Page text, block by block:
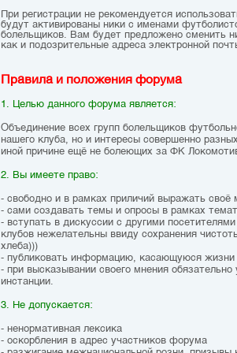
При регистрации не рекомендуется
будут активированы ники с именами
болельщиков. Вам будет предложено сменить
как и подозрительные адреса электронной
Правила и положения форума
1. Целью данного форума является:
Объединение всех групп болельщиков
нашего клуба, но и интересы совершенно
иной причине ещё не болеющих за ФК
2. Вы имеете право:
- свободно и в рамках приличий выражать
- сами создавать темы и опросы в рамках
- вступать в дискуссии с другими
клубов нежелательны ввиду сохранения
хлеба)))
- публиковать информацию, касающуюся жизни
- при высказывании своего мнения
инстанции.
3. Не допускается:
- ненормативная лексика
- оскорбления в адрес участников форума